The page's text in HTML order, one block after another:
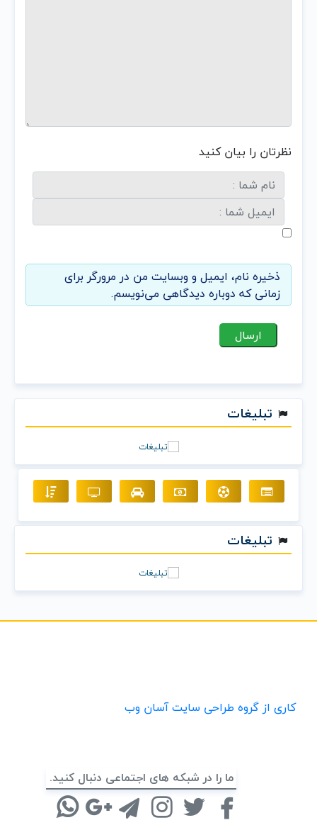
نظرتان را بیان کنید
ذخیره نام، ایمیل و وبسایت من در مرورگر برای
زمانی که دوباره دیدگاهی می‌نویسم.
تبلیغات
تبلیغات
کاری از گروه طراحی سایت آسان وب
ما را در شبکه های اجتماعی دنبال کنید.